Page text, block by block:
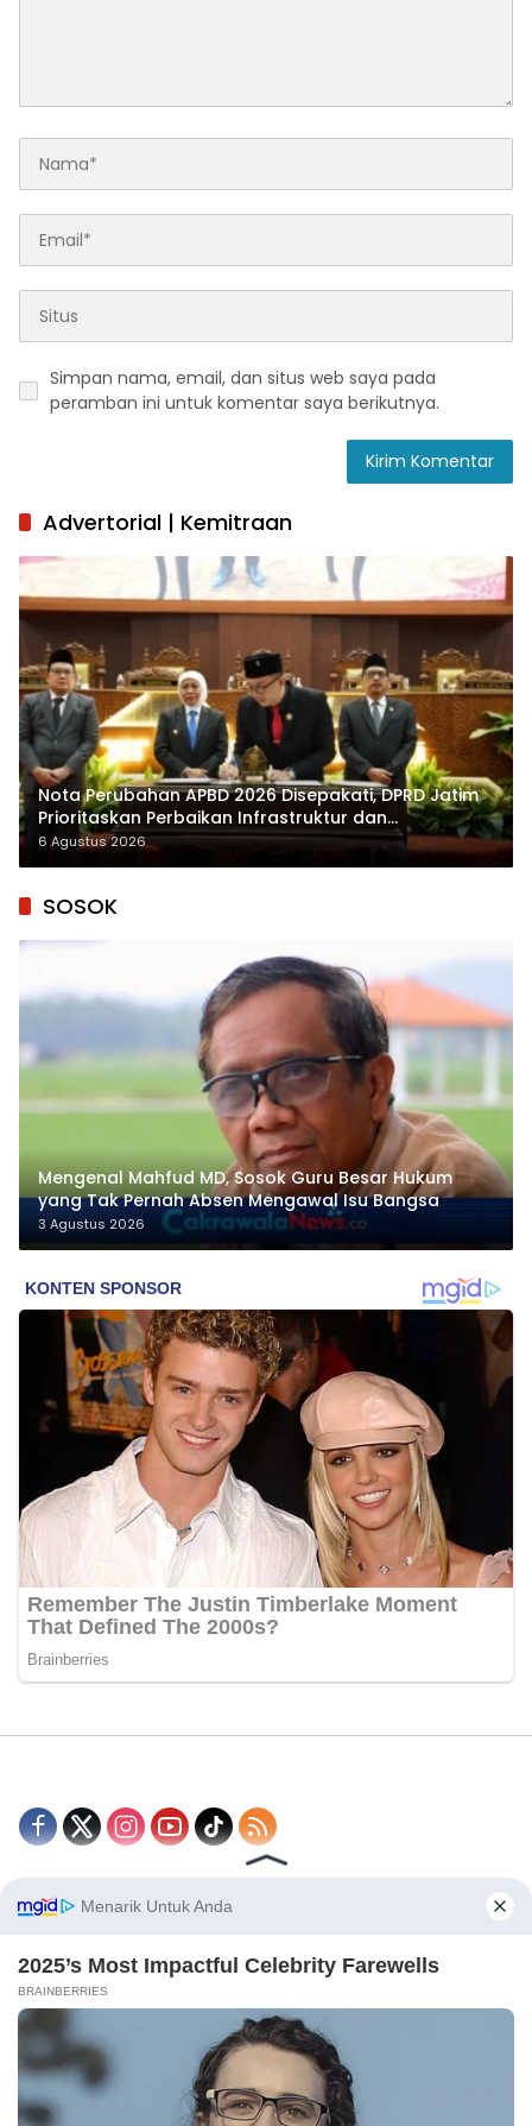
Simpan nama, email, dan situs web saya pada
peramban ini untuk komentar saya berikutnya.
Advertorial | Kemitraan
Nota Perubahan APBD 2026 Disepakati, DPRD Jatim
Prioritaskan Perbaikan Infrastruktur dan
Penyelesaian TPG
6 Agustus 2026
SOSOK
Mengenal Mahfud MD, Sosok Guru Besar Hukum
yang Tak Pernah Absen Mengawal Isu Bangsa
3 Agustus 2026
Disclaimer Redaksi
© 2026 - CakrawalaNews.co